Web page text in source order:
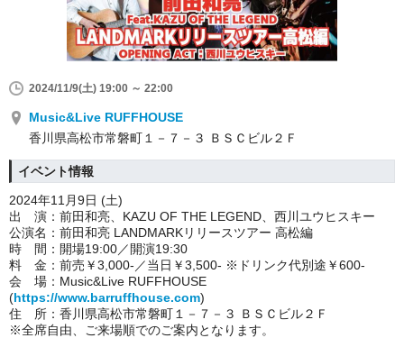
2024/11/9(土) 19:00 ～ 22:00
Music&Live RUFFHOUSE
香川県高松市常磐町１－７－３ ＢＳＣビル２Ｆ
イベント情報
2024年11月9日 (土)
出 演：前田和亮、KAZU OF THE LEGEND、西川ユウヒスキー
公演名：前田和亮 LANDMARKリリースツアー 高松編
時 間：開場19:00／開演19:30
料 金：前売￥3,000-／当日￥3,500- ※ドリンク代別途￥600-
会 場：Music&Live RUFFHOUSE
(https://www.barruffhouse.com)
住 所：香川県高松市常磐町１－７－３ ＢＳＣビル２Ｆ
※全席自由、ご来場順でのご案内となります。